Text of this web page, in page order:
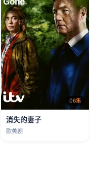
06集
消失的妻子
欧美剧